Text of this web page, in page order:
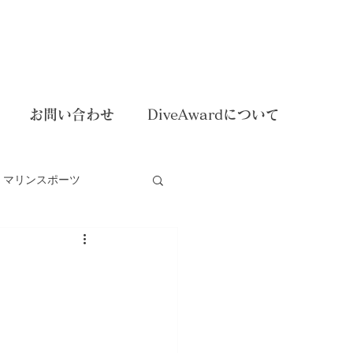
お問い合わせ DiveAwardについて
マリンスポーツ